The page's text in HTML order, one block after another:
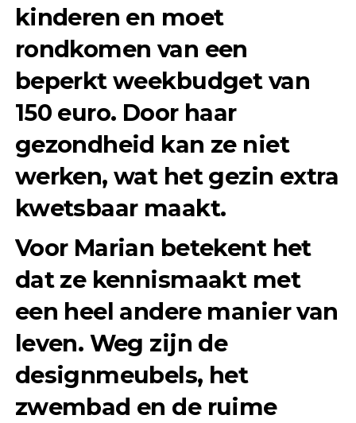
kinderen en moet
rondkomen van een
beperkt weekbudget van
150 euro. Door haar
gezondheid kan ze niet
werken, wat het gezin extra
kwetsbaar maakt.
Voor Marian betekent het
dat ze kennismaakt met
een heel andere manier van
leven. Weg zijn de
designmeubels, het
zwembad en de ruime